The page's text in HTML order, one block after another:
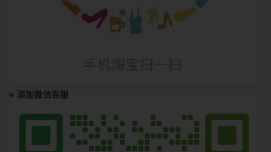
添加微信客服